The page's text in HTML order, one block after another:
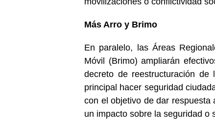
Más Arro y Brimo
En paralelo, las Áreas
Móvil (Brimo) ampliarán
decreto de reestructuración
principal hacer seguridad
con el objetivo de dar respuesta
un impacto sobre la seguridad o